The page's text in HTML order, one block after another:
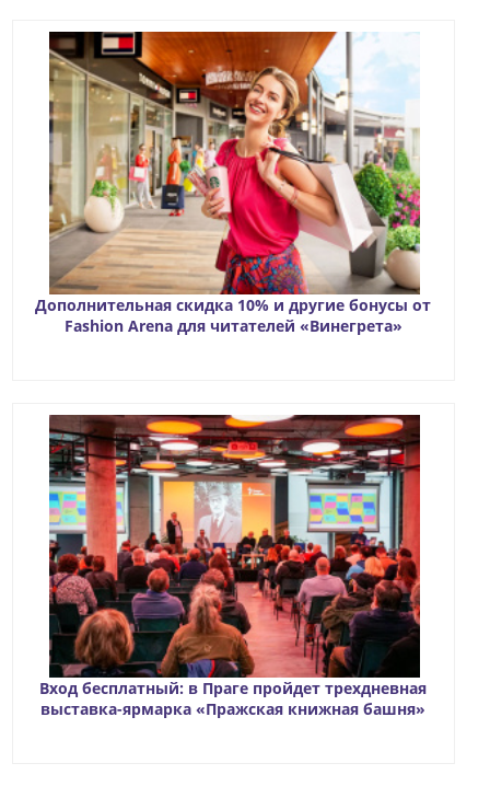
Дополнительная скидка 10% и другие бонусы от
Fashion Arena для читателей «Винегрета»
Вход бесплатный: в Праге пройдет трехдневная
выставка-ярмарка «Пражская книжная башня»